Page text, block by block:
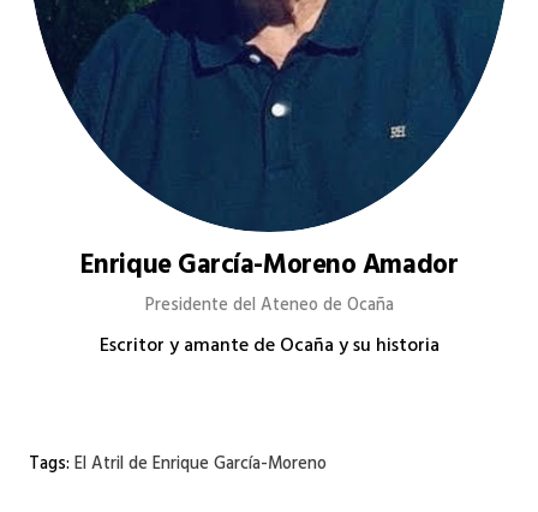
Enrique García-Moreno Amador
Presidente del Ateneo de Ocaña
Escritor y amante de Ocaña y su historia
Tags:El Atril de Enrique García-Moreno